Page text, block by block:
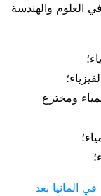
العلوم والهندسة
ومخترع
المانيا بعد